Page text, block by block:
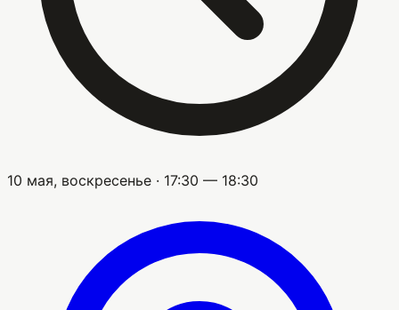
10 мая, воскресенье · 17:30 — 18:30